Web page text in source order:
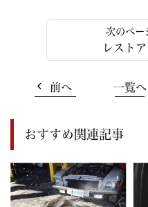
レストア
前へ 一覧へ
おすすめ関連記事